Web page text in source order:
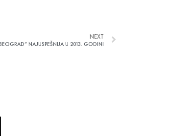
NEXT
NAJUSPEŠNIJA U 2013. GODINI